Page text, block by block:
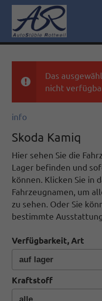
Das
nicht
info
Skoda Kamiq
Hier sehen Sie die
Lager befinden und
können. Klicken Sie in
Fahrzeugnamen, um
zu sehen. Oder Sie
bestimmte
Verfügbarkeit, Art
Kraftstoff